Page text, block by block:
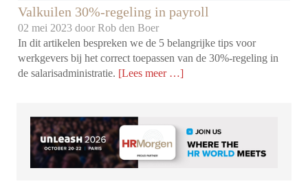
Valkuilen 30%-regeling in payroll
02 mei 2023 doorRob den Boer
In dit artikelen bespreken we de 5 belangrijke tips voor
werkgevers bij het correct toepassen van de 30%-regeling in
de salarisadministratie. [Lees meer …]